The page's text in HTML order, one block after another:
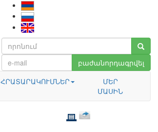
բաժանորդագրվել
ՀՐԱՏԱՐԱԿՈՒՄՆԵՐ
ՄԵՐ
ՄԱՍԻՆ